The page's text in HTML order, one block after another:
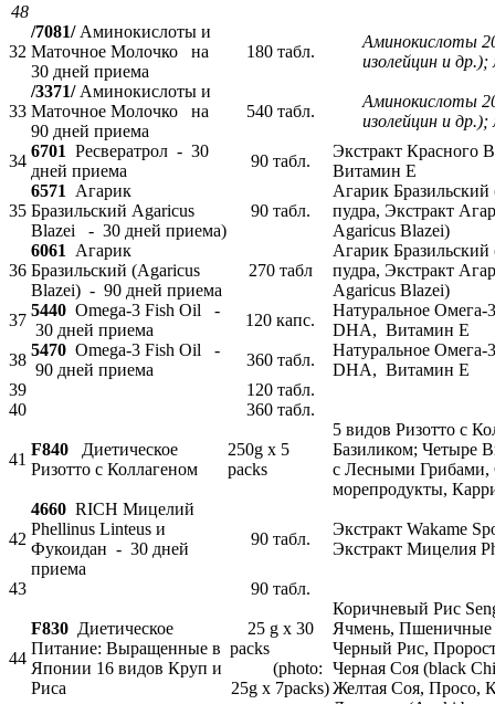
48
32
/7081/Аминокислоты и
Маточное Молочко на
30 дней приема
180 табл.
Аминокислоты
изолейцин и
33
/3371/Аминокислоты и
Маточное Молочко на
90 дней приема
540 табл.
Аминокислоты
изолейцин и
34
6701 Ресвератрол - 30
дней приема
90 табл.
Экстракт Красного
Витамин E
35
6571
Агарик
Бразильский Agaricus
Blazei - 30 дней приема)
90 табл.
Агарик
пудра, Экстракт
Agaricus Blazei)
36
6061
Агарик
Бразильский (Agaricus
Blazei) - 90 дней приема
270 табл
Агарик
пудра, Экстракт
Agaricus Blazei)
37
5440 Omega-3 Fish Oil -
30 дней приема
120 капс.
Натуральное Омега-
DHA, Витамин E
38
5470 Omega-3 Fish Oil -
90 дней приема
360 табл.
Натуральное Омега-
DHA, Витамин E
39
120 табл.
40
360 табл.
41
F840 Диетическое
Ризотто с Коллагеном
250g x 5
packs
5 видов Ризотто с
Базиликом; Четыре
с Лесными Грибами,
морепродукты,
42
4660 RICH Мицелий
Phellinus Linteus и
Фукоидан - 30 дней
приема
90 табл.
Экстракт Wakame
Экстракт Мицелия
43 90 табл.
44
F830 Диетическое
Питание: Выращенные в
Японии 16 видов Круп и
Риса
25 g x 30
packs
(photo:
25g x 7packs)
Коричневый Рис
Ячмень, Пшеничные
Черный Рис,
Черная Соя (black
Желтая Соя, Просо,